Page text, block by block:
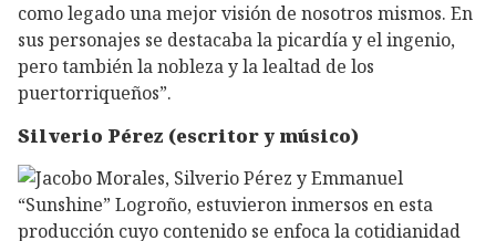
como legado una mejor visión de nosotros mismos. En
sus personajes se destacaba la picardía y el ingenio,
pero también la nobleza y la lealtad de los
puertorriqueños”.
Silverio Pérez (escritor y músico)